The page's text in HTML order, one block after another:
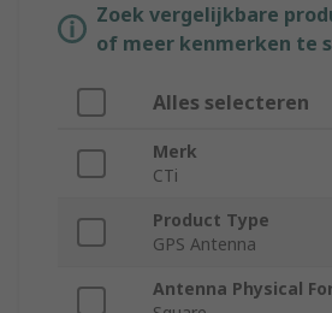
Zoek vergelijkbare
of meer kenmerken te
Alles selecteren
Merk
CTi
Product Type
GPS Antenna
Antenna Physical